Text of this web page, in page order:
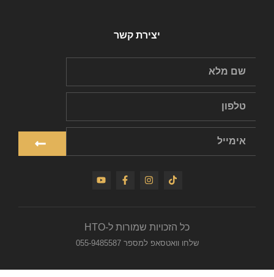
יצירת קשר
כל הזכויות שמורות ל-HTO
שלחו וואטסאפ למספר 055-9485587